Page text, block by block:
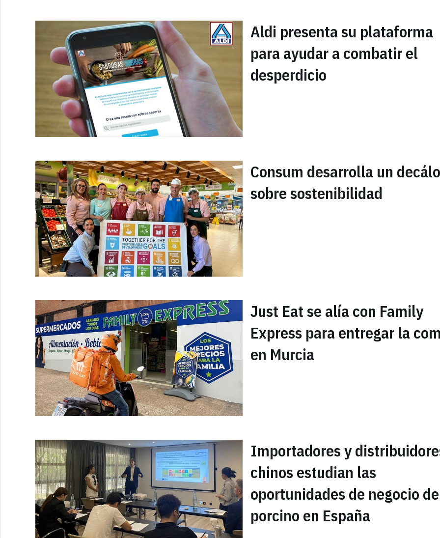
Aldi presenta su plataforma
para ayudar a combatir el
desperdicio
Consum desarrolla un
sobre sostenibilidad
Just Eat se alía con Family
Express para entregar la
en Murcia
Importadores y
chinos estudian las
oportunidades de negocio de
porcino en España